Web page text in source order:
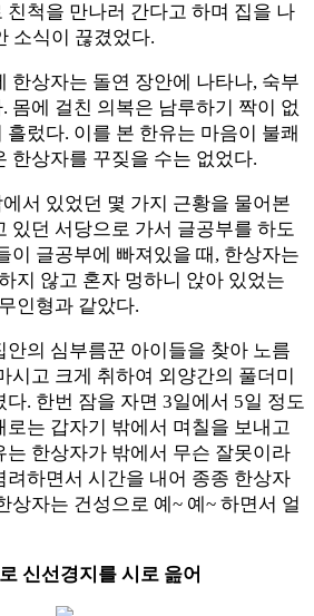
친척을 만나러 간다고 하며 집을 나
소식이 끊겼었다.
한상자는 돌연 장안에 나타나, 숙부
몸에 걸친 의복은 남루하기 짝이 없
렀다. 이를 본 한유는 마음이 불쾌
한상자를 꾸짖을 수는 없었다.
서 있었던 몇 가지 근황을 물어본
있던 서당으로 가서 글공부를 하도
이 글공부에 빠져있을 때, 한상자는
지 않고 혼자 멍하니 앉아 있었는
인형과 같았다.
의 심부름꾼 아이들을 찾아 노름
시고 크게 취하여 외양간의 풀더미
. 한번 잠을 자면 3일에서 5일 정도
로는 갑자기 밖에서 며칠을 보내고
는 한상자가 밖에서 무슨 잘못이라
려하면서 시간을 내어 종종 한상자
상자는 건성으로 예~ 예~ 하면서 얼
신선경지를 시로 읊어